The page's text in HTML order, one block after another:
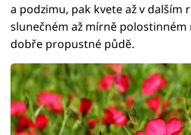
a podzimu, pak kvete až v dalším
slunečném až mírně polostinném
dobře propustné půdě.